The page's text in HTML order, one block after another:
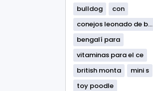
bulldog
con
conejos leonado de b...
bengalí para
vitaminas para el ce
british monta
mini s
toy poodle